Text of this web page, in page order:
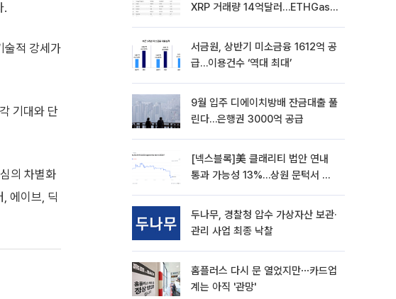
.
술적 강세가
기대와 단
의 차별화
에이브, 딕
XRP 거래량 14억달러…ETHGas
서금원, 상반기 미소금융 1612억 공
급…이용건수 ‘역대 최대’
9월 입주 디에이치방배 잔금대출 풀
린다…은행권 3000억 공급
[넥스블록]美 클래리티 법안 연내
통과 가능성 13%…상원 문턱서 제
두나무, 경찰청 압수 가상자산 보관·
관리 사업 최종 낙찰
홈플러스 다시 문 열었지만⋯카드업
계는 아직 '관망'